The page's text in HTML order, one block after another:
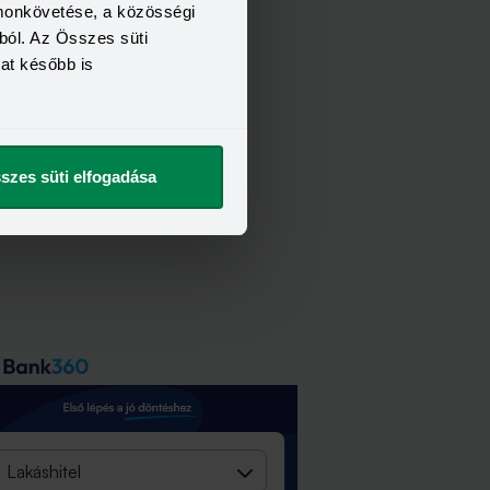
a közösségi
Az Összes süti
később is
süti elfogadása
Lakáshitel